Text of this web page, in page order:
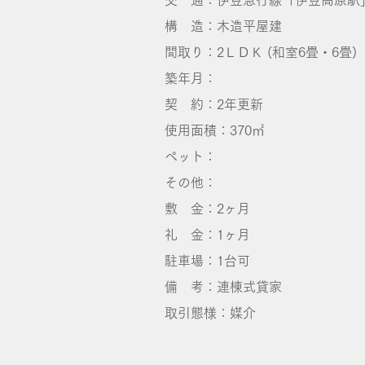
構 造：木造平屋建
間取り：2ＬＤＫ (和室6畳・6畳)
築年月：
契 約：2年更新
使用面積：370㎡
ペット：
その他：
敷 金：2ヶ月
礼 金：1ヶ月
​駐車場：1台可
備 考：連棟式貸家
取引態様：媒介